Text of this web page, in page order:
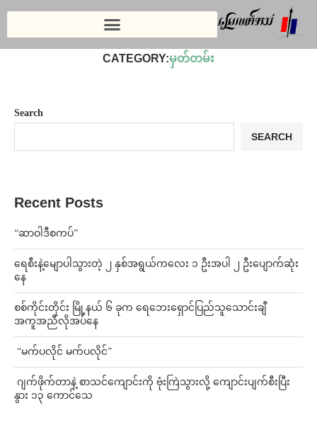
မှတ်တမ်း
CATEGORY:မှတ်တမ်း
Search
SEARCH
Recent Posts
“ဆာဝါဒီစကပ်”
ရေစီးနဲ့မျောပါသွားတဲ့ ၂ နှစ်အရွယ်ကလေး ၁ ဦးအပါ ၂ ဦးပျောက်ဆုံး
နေ
စစ်ကိုင်းတိုင်း မြို့နယ် ၆ ခုက ရေဘေးရှောင်ပြည်သူသောင်းချီ
အကူအညီလိုအပ်နေ
⁨ ⁨“မက်ပလိုင် မက်ပလိုင်”
⁨⁩ ⁨ဂျက်ဖိုက်တာနဲ့ စာသင်ကျောင်းကို ဗုံးကြဲသွားလို့ ကျောင်းပျက်စီးပြီး
နွား ၁၃ ကောင်သေ